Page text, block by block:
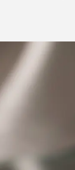
！】飲食店経
専用の商品・
年8月版